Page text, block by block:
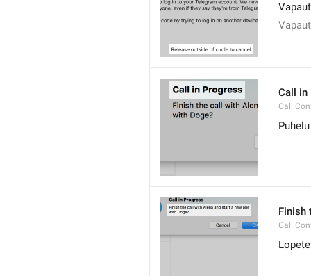
Call in
Finish